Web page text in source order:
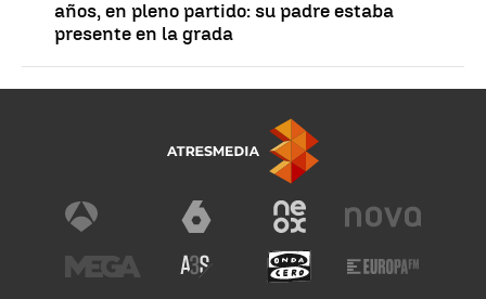
años, en pleno partido: su padre estaba
presente en la grada